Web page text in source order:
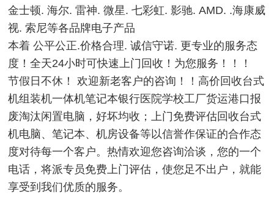
金士顿. 海尔. 雷神. 微星. 七彩虹. 影驰. AMD. .海康威
视. 索尼等各品牌电子产品
本着 公平公正.价格合理. 诚信守诺. 更专业的服务态
度！全天24小时可快速上门回收！为您服务！！！
节假日不休！ 欢迎新老客户的咨询！！高价回收台式
机组装机一体机笔记本银行医院学校工厂货运港口报
废淘汰闲置电脑，好坏均收；上门免费评估回收台式
机电脑、笔记本、机房设备等以信誉作保证的合作态
度对待每一个客户。热情欢迎您咨询洽谈，您的一个
电话，将派专员免费上门评估，使您足不出户，就能
享受到我们优质的服务。